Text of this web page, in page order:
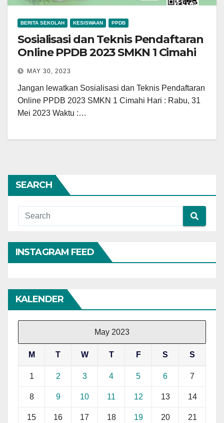
BERITA SEKOLAH KESISWAAN PPDB
Sosialisasi dan Teknis Pendaftaran
Online PPDB 2023 SMKN 1 Cimahi
MAY 30, 2023
Jangan lewatkan Sosialisasi dan Teknis Pendaftaran
Online PPDB 2023 SMKN 1 Cimahi Hari : Rabu, 31
Mei 2023 Waktu :…
SEARCH
INSTAGRAM FEED
KALENDER
May 2023
M T W T F S S
1 2 3 4 5 6 7
8 9 10 11 12 13 14
15 16 17 18 19 20 21